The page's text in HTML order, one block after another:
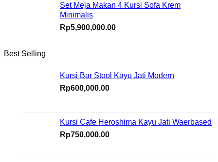
Set Meja Makan 4 Kursi Sofa Krem
Minimalis
Rp5,900,000.00
Best Selling
Kursi Bar Stool Kayu Jati Modern
Rp600,000.00
Kursi Cafe Heroshima Kayu Jati Waerbased
Rp750,000.00